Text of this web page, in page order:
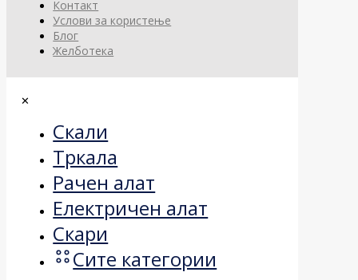
Контакт
Услови за користење
Блог
Желботека
✕
Скали
Тркала
Рачен алат
Електричен алат
Скари
Сите категории